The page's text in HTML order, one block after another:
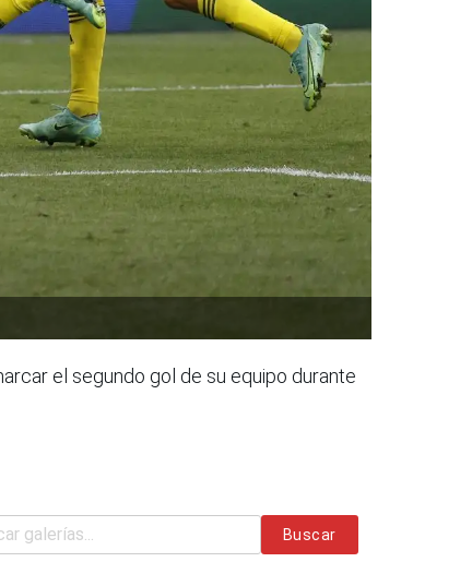
el segundo gol de su equipo durante
Buscar